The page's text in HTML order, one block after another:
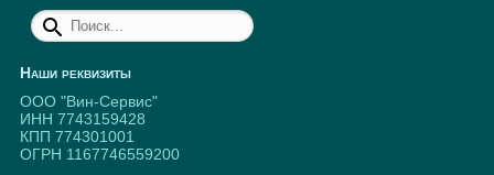
Наши реквизиты
ООО "Вин-Сервис"
ИНН 7743159428
КПП 774301001
ОГРН 1167746559200